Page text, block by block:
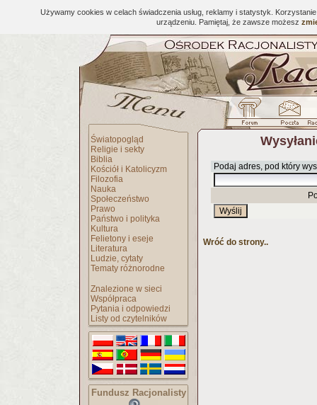
Używamy cookies w celach świadczenia usług, reklamy i statystyk.
urządzeniu. Pamiętaj, że zawsze możesz
Światopogląd
Religie i sekty
Biblia
Kościół i Katolicyzm
Filozofia
Nauka
Społeczeństwo
Prawo
Państwo i polityka
Kultura
Felietony i eseje
Literatura
Ludzie, cytaty
Tematy różnorodne
Znalezione w sieci
Współpraca
Pytania i odpowiedzi
Listy od czytelników
Fundusz Racjonalisty
Podaj adres, pod który
Wróć do strony..